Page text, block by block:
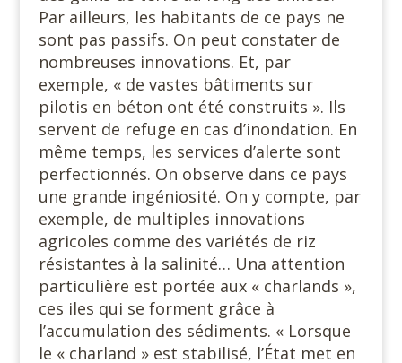
Par ailleurs, les habitants de ce pays ne
sont pas passifs. On peut constater de
nombreuses innovations. Et, par
exemple, « de vastes bâtiments sur
pilotis en béton ont été construits ». Ils
servent de refuge en cas d’inondation. En
même temps, les services d’alerte sont
perfectionnés. On observe dans ce pays
une grande ingéniosité. On y compte, par
exemple, de multiples innovations
agricoles comme des variétés de riz
résistantes à la salinité… Una attention
particulière est portée aux « charlands »,
ces iles qui se forment grâce à
l’accumulation des sédiments. « Lorsque
le « charland » est stabilisé, l’État met en